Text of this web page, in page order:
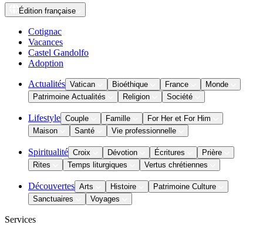
Édition française
Cotignac
Vacances
Castel Gandolfo
Adoption
Actualités Vatican Bioéthique France
Monde
Patrimoine Actualités
Religion Société
Lifestyle Couple Famille
For Her et For Him
Maison
Santé Vie professionnelle
Spiritualité Croix Dévotion Écritures
Prière
Rites
Temps liturgiques Vertus chrétiennes
Découvertes Arts Histoire
Patrimoine Culture
Sanctuaires
Voyages
Services